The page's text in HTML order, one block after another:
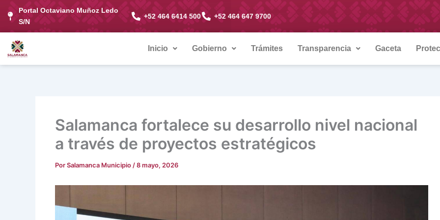
contenido
Portal Octaviano Muñoz Ledo
S/N
+52 464 6414 500 +52 464 647 9700
Inicio Gobierno Trámites Transparencia Gaceta
Salamanca fortalece su desarrollo nivel nacional
a través de proyectos estratégicos
PorSalamanca Municipio /8 mayo, 2026